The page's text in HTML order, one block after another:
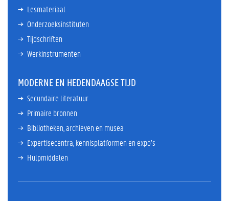
Lesmateriaal
Onderzoeksinstituten
Tijdschriften
Werkinstrumenten
MODERNE EN HEDENDAAGSE TIJD
Secundaire literatuur
Primaire bronnen
Bibliotheken, archieven en musea
Expertisecentra, kennisplatformen en expo’s
Hulpmiddelen